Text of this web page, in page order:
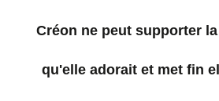
Créon ne peut supporter
qu'elle adorait et met fin